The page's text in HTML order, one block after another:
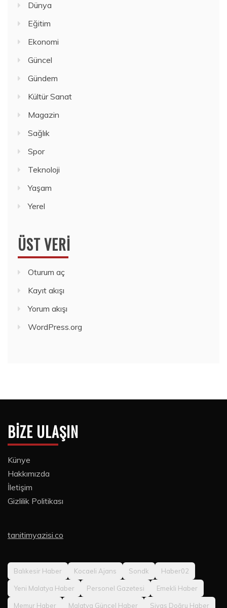
Dünya
Eğitim
Ekonomi
Güncel
Gündem
Kültür Sanat
Magazin
Sağlık
Spor
Teknoloji
Yaşam
Yerel
ÜST VERI
Oturum aç
Kayıt akışı
Yorum akışı
WordPress.org
BIZE ULAŞIN
Künye
Hakkımızda
İletişim
Gizlilik Politikası
tanitimyazisi.co
Balıkesir Haber Kocaeli Ajans Sondk Haber02
Yeni Malatya Haber Personel Gazetesi Emekli Haber
Memur Haber Malatya Güncel Haber Sivas Doğru Haber